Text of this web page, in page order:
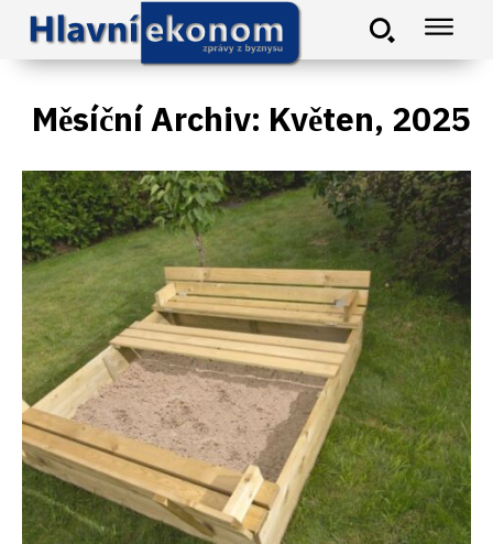
Měsíční Archiv: Květen, 2025